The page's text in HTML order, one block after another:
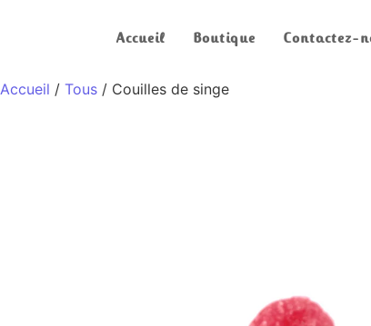
Accueil Boutique Contactez-
Accueil / Tous / Couilles de singe